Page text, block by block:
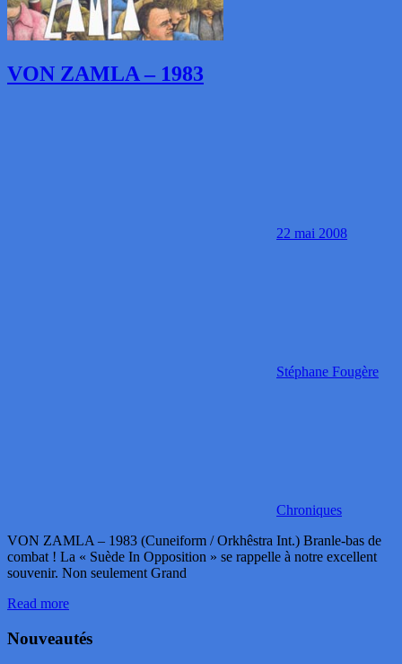
VON ZAMLA – 1983
22 mai 2008
Stéphane Fougère
Chroniques
VON ZAMLA – 1983 (Cuneiform / Orkhêstra Int.) Branle-bas de
combat ! La « Suède In Opposition » se rappelle à notre excellent
souvenir. Non seulement Grand
Read more
Nouveautés